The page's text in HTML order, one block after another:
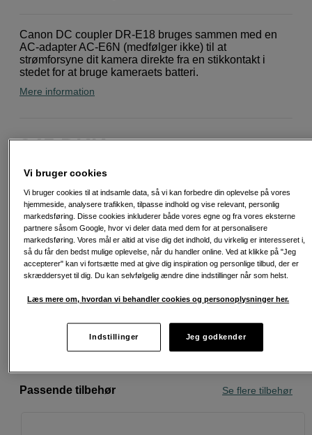
Canon DC coupler DR-E18 bruges sammen med en
AC-adapter AC-E6N (medfølger ikke) til at
strømforsyne dit kamera direkte fra en stikkontakt i
stedet for at bruge kameraets batteri.
Mere information
345 DKK
Antal
Fri fragt ved køb over 500 kr.
30 dages returret
Personlig service og ekspertrådgivning
Passende tilbehør Se flere tilbehør
Vi bruger cookies
Vi bruger cookies til at indsamle data, så vi kan forbedre din oplevelse på vores
hjemmeside, analysere trafikken, tilpasse indhold og vise relevant, personlig
markedsføring. Disse cookies inkluderer både vores egne og fra vores eksterne
partnere såsom Google, hvor vi deler data med dem for at personalisere
markedsføring. Vores mål er altid at vise dig det indhold, du virkelig er interesseret i,
så du får den bedst mulige oplevelse, når du handler online. Ved at klikke på "Jeg
accepterer" kan vi fortsætte med at give dig inspiration og personlige tilbud, der er
skræddersyet til dig. Du kan selvfølgelig ændre dine indstillinger når som helst.
Læs mere om, hvordan vi behandler cookies og personoplysninger her.
Indstillinger Jeg godkender